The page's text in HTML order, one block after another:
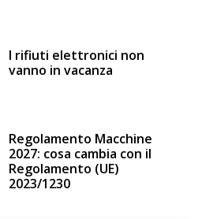
I rifiuti elettronici non
vanno in vacanza
Regolamento Macchine
2027: cosa cambia con il
Regolamento (UE)
2023/1230